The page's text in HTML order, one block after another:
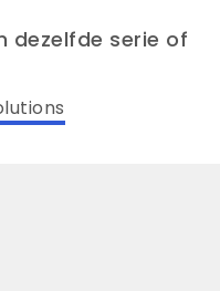
dezelfde serie of